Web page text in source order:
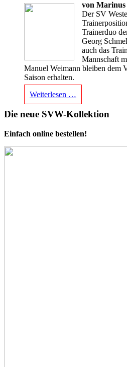
von
Der SV
Trainerduo
Georg
auch das
Mannschaft
Manuel Weimann bleiben dem
Saison erhalten.
Weiterlesen …
Die neue SVW-Kollektion
Einfach online bestellen!